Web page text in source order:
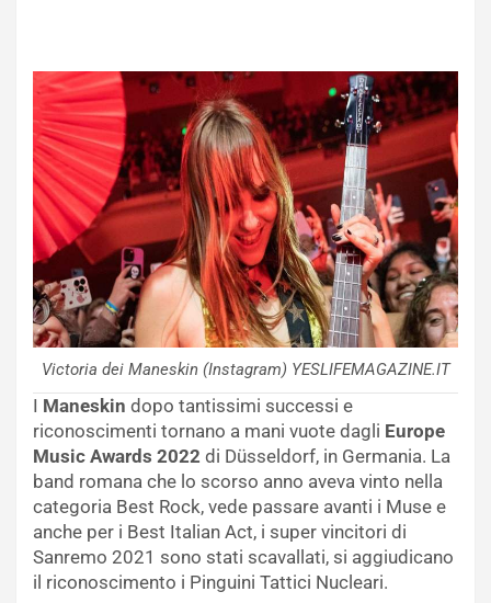
Victoria dei Maneskin (Instagram) YESLIFEMAGAZINE.IT
I Maneskin dopo tantissimi successi e
riconoscimenti tornano a mani vuote dagli Europe
Music Awards 2022 di Düsseldorf, in Germania. La
band romana che lo scorso anno aveva vinto nella
categoria Best Rock, vede passare avanti i Muse e
anche per i Best Italian Act, i super vincitori di
Sanremo 2021 sono stati scavallati, si aggiudicano
il riconoscimento i Pinguini Tattici Nucleari.